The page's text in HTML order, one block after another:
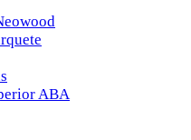
ABA